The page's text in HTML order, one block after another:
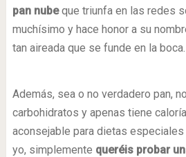
pan nubeque triunfa en las redes
muchísimo y hace honor a su
tan aireada que se funde en la boca.
Además, sea o no verdadero pan,
carbohidratos y apenas tiene
aconsejable para dietas
yo, simplemente queréis probar